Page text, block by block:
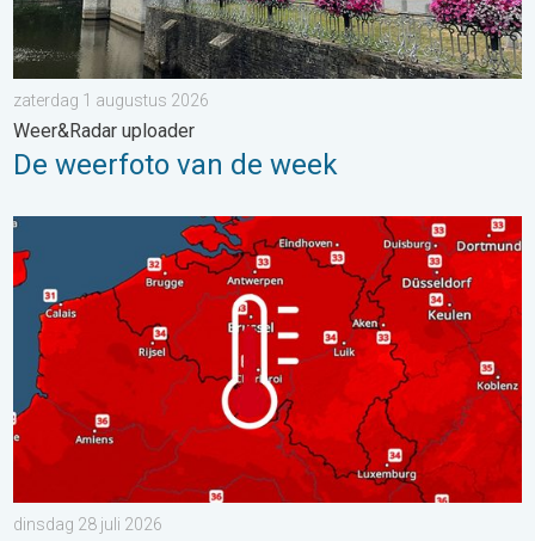
zaterdag 1 augustus 2026
Weer&Radar uploader
De weerfoto van de week
Woensdag bijna overal tropisch warm. Tot maximaal 35
dinsdag 28 juli 2026